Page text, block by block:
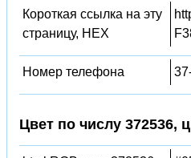
Короткая ссылка на эту
страницу, HEX
Номер телефона
Цвет по числу 372536,